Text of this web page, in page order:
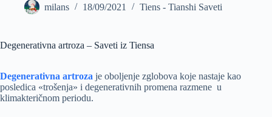
milans 18/09/2021 Tiens - Tianshi Saveti
Degenerativna artroza – Saveti iz Tiensa
Degenerativna artroza je oboljenje zglobova koje nastaje kao
posledica «trošenja» i degenerativnih promena razmene u
klimakteričnom periodu.